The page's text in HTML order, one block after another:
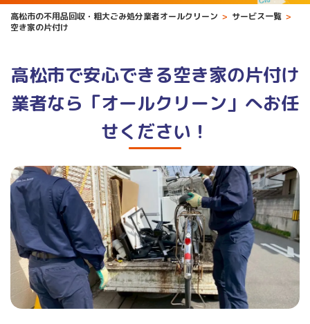
高松市の不用品回収・粗大ごみ処分業者オールクリーン
サービス一覧
空き家の片付け
高松市で安心できる空き家の片付け
業者なら 「オールクリーン」へお任
せください！